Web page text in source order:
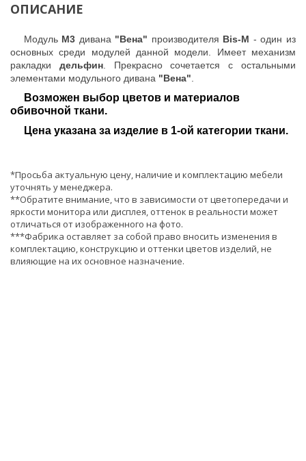
ОПИСАНИЕ
Модуль М3 дивана "Вена" производителя Bis-M - один из
основных среди модулей данной модели. Имеет механизм
ракладки дельфин. Прекрасно сочетается с остальными
элементами модульного дивана "Вена"
Возможен выбор цветов и материалов
обивочной ткани.
Цена указана за изделие в 1-ой категории ткани.
*Просьба актуальную цену, наличие и комплектацию мебели
уточнять у менеджера.
**Обратите внимание, что в зависимости от цветопередачи и
яркости монитора или дисплея, оттенок в реальности может
отличаться от изображенного на фото.
***Фабрика оставляет за собой право вносить изменения в
комплектацию, конструкцию и оттенки цветов изделий, не
влияющие на их основное назначение.